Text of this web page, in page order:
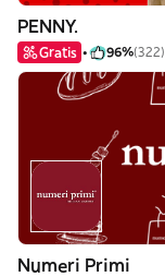
PENNY.
Gratis 96%(322)
Numeri Primi